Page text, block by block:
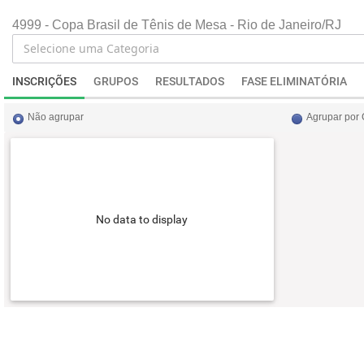
4999 - Copa Brasil de Tênis de Mesa - Rio de Janeiro/RJ
INSCRIÇÕES GRUPOS RESULTADOS FASE ELIMINATÓRIA
Não agrupar Agrupar por
No data to display